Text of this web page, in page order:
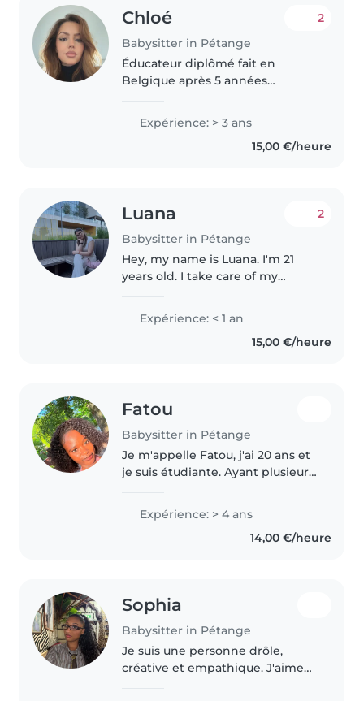
Chloé
Babysitter in Pétange
2
Éducateur diplômé fait en
Belgique après 5 années
bonne expérience avec des
enfants de 0 à 12 ans, également
avec des enfants à besoins
Expérience: > 3 ans
15,00 €/heure
Luana
Babysitter in Pétange
2
Hey, my name is Luana. I'm 21
years old. I take care of my
chores around the house. I love
playing with kids and I'm very
Expérience: < 1 an
15,00 €/heure
Fatou
Babysitter in Pétange
Je m'appelle Fatou, j'ai 20 ans et
je suis étudiante. Ayant plusieurs
m'occuper d'enfants de
différents âges. Je suis une
personne douce, patiente..
Expérience: > 4 ans
14,00 €/heure
Sophia
Babysitter in Pétange
Je suis une personne drôle,
créative et empathique. J'aime